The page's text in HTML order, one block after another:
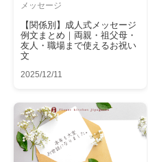
メッセージ
【関係別】成人式メッセージ
例文まとめ｜両親・祖父母・
友人・職場まで使えるお祝い
文
2025/12/11